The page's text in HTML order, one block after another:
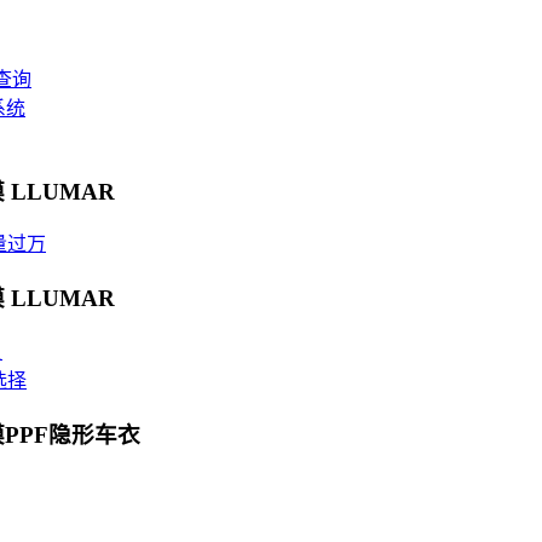
询
统
LLUMAR
过万
LLUMAR
择
隐形车衣